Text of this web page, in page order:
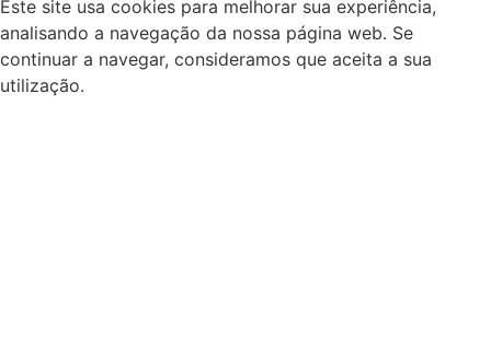
Este site usa cookies para melhorar sua experiência,
analisando a navegação da nossa página web. Se
continuar a navegar, consideramos que aceita a sua
utilização.